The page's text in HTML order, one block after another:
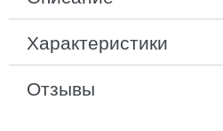
Характеристики
Отзывы